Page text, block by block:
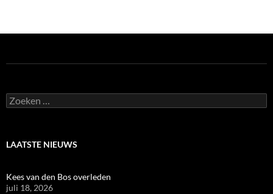
Zoeken
naar:
LAATSTE NIEUWS
Kees van den Bos overleden
juli 18, 2026